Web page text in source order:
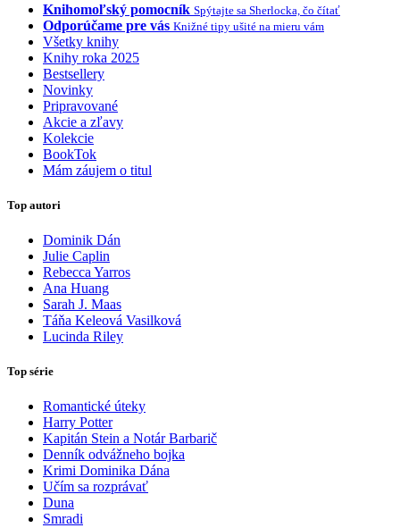
Knihomoľský pomocník Spýtajte sa Sherlocka, čo čítať
Odporúčame pre vás Knižné tipy ušité na mieru vám
Všetky knihy
Knihy roka 2025
Bestsellery
Novinky
Pripravované
Akcie a zľavy
Kolekcie
BookTok
Mám záujem o titul
Top autori
Dominik Dán
Julie Caplin
Rebecca Yarros
Ana Huang
Sarah J. Maas
Táňa Keleová Vasilková
Lucinda Riley
Top série
Romantické úteky
Harry Potter
Kapitán Stein a Notár Barbarič
Denník odvážneho bojka
Krimi Dominika Dána
Učím sa rozprávať
Duna
Smradi